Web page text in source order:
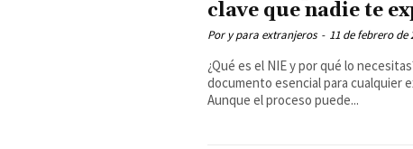
clave que nadie te
Por y para extranjeros - 11 de febrero de
¿Qué es el NIE y por qué lo necesitas? El NIE es
documento esencial para cualquier
Aunque el proceso puede...